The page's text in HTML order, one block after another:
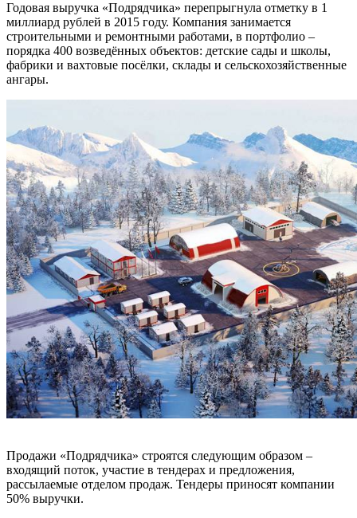
Годовая выручка «Подрядчика» перепрыгнула отметку в 1
миллиард рублей в 2015 году. Компания занимается
строительными и ремонтными работами, в портфолио –
порядка 400 возведённых объектов: детские сады и школы,
фабрики и вахтовые посёлки, склады и сельскохозяйственные
ангары.
Продажи «Подрядчика» строятся следующим образом –
входящий поток, участие в тендерах и предложения,
рассылаемые отделом продаж. Тендеры приносят компании
50% выручки.